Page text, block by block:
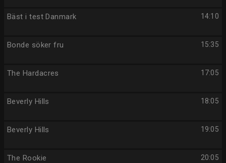
14:10
Bäst i test Danmark
15:35
Bonde söker fru
17:05
The Hardacres
18:05
Beverly Hills
19:05
Beverly Hills
20:05
The Rookie